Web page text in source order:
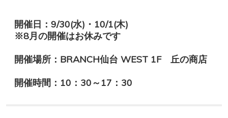
開催日： 9/30(水)・10/1(木)
※8月の開催はお休みです
開催場所：BRANCH仙台 WEST 1F 丘の商店
開催時間：10：30～17：30